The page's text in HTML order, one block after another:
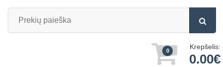
0 Krepšelis:
0.00€